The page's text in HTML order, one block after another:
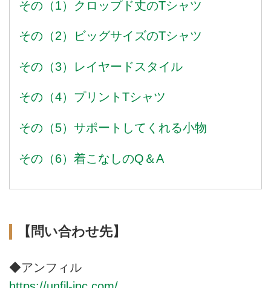
その（1）クロップド丈のTシャツ
その（2）ビッグサイズのTシャツ
その（3）レイヤードスタイル
その（4）プリントTシャツ
その（5）サポートしてくれる小物
その（6）着こなしのQ＆A
【問い合わせ先】
◆アンフィル